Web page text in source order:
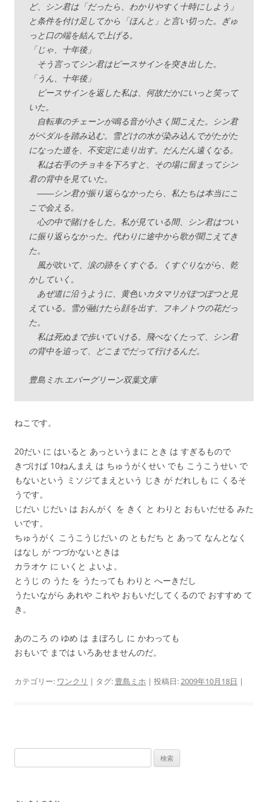
ど、シン君は「だったら、わかりやすく十時にしよう」
と条件を付け足してから「ほんと」と言い切った。ぎゅ
っと口の端を結んで上げる。
「じゃ、十年後」
そう言ってシン君はピースサインを突き出した。
「うん、十年後」
ピースサインを返した私は、何故だかにいっと笑って
いた。
自転車のチェーンが鳴る音が小さく聞こえた。シン君
がペダルを踏み込む。雪どけの水が染み込んでがたがた
になった道を、不安定に走り出す。だんだん遠くなる。
私は右手のチョキを下ろすと、その場に留まってシン
君の背中を見ていた。
――シン君が振り返らなかったら、私たちは本当にこ
こで会える。
心の中で賭けをした。私が見ている間、シン君はつい
に振り返らなかった。代わりに途中から歌が聞こえてき
た。
風が吹いて、涙の跡をくすぐる。くすぐりながら、乾
かしていく。
あぜ道に沿うように、黄色いカタマリがぽつぽつと見
えている。雪が融けたら顔を出す、フキノトウの花だっ
た。
私は死ぬまで歩いていける。飛べなくたって、シン君
の背中を追って、どこまでだって行けるんだ。
豊島ミホ.エバーグリーン双葉文庫
ねこです。
20だい に はいると あっというまに とき は すぎるもので
きづけば 10ねんまえ は ちゅうがくせい でも こうこうせい で
もないという ミソジてまえという じき が だれしも に くるそ
うです。
じだい じだい は おんがく を きく と わりと おもいだせる みた
いです。
ちゅうがく こうこうじだい の ともだち と あって なんとなく
はなし が つづかないときは
カラオケ に いくと よいよ。
とうじ の うた を うたっても わりと へーきだし
うたいながら あれや これや おもいだしてくるので おすすめ て
き。
あのころ の ゆめ は まぼろし に かわっても
おもいで までは いろあせませんのだ。
カテゴリー: ワンクリ | タグ: 豊島ミホ | 投稿日:2009年10月18日 |
索: